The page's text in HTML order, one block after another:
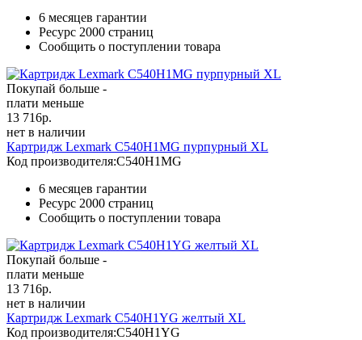
6 месяцев гарантии
Ресурс 2000 страниц
Сообщить о поступлении товара
Покупай больше -
плати меньше
13 716р.
нет в наличии
Картридж Lexmark C540H1MG пурпурный XL
Код производителя:C540H1MG
6 месяцев гарантии
Ресурс 2000 страниц
Сообщить о поступлении товара
Покупай больше -
плати меньше
13 716р.
нет в наличии
Картридж Lexmark C540H1YG желтый XL
Код производителя:C540H1YG